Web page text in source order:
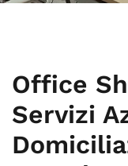
Office
Servizi